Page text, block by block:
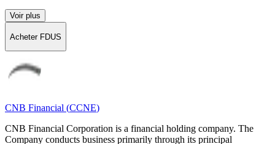
Voir plus
Acheter FDUS
CNB Financial (CCNE)
CNB Financial Corporation is a financial holding company. The
Company conducts business primarily through its principal